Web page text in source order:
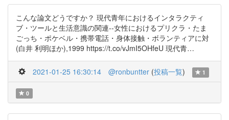
こんな論文どうですか？ 現代青年におけるインタラクティ
ブ・ツールと生活意識の関連--女性におけるプリクラ・たま
ごっち・ポケベル・携帯電話・身体接触・ボランティアに対
(白井 利明ほか),1999 https://t.co/vJmI5OHfeU 現代青…
2021-01-25 16:30:14 @ronbuntter (投稿一覧) 1
0